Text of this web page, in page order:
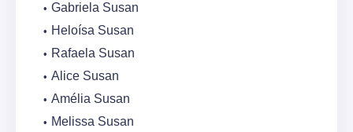
Gabriela Susan
Heloísa Susan
Rafaela Susan
Alice Susan
Amélia Susan
Melissa Susan